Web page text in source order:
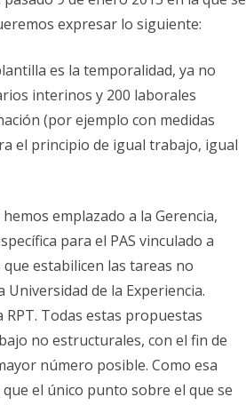
expresar lo siguiente:
es la temporalidad, ya no
interinos y 200 laborales
(por ejemplo con medidas
el principio de igual trabajo, igual
emplazado a la Gerencia,
para el PAS vinculado a
estabilicen las tareas no
de la Experiencia.
Todas estas propuestas
no estructurales, con el fin de
número posible. Como esa
el único punto sobre el que se